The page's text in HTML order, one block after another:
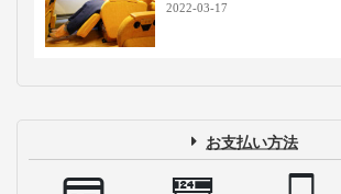
2022-03-17
お支払い方法